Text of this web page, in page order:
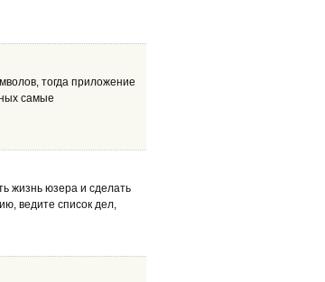
тогда приложение
самые
жизнь юзера и сделать
ведите список дел,